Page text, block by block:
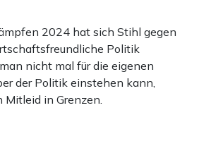
2024 hat sich Stihl gegen
Politik
nicht mal für die eigenen
der Politik einstehen kann,
in Grenzen.